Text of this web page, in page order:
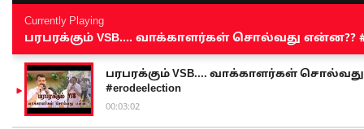
Currently Playing
பரபரக்கும் VSB.... வாக்காளர்கள் சொல்வது என்ன??
பரபரக்கும் VSB.... வாக்காளர்கள் சொல்வது
#erodeelection
00:03:02